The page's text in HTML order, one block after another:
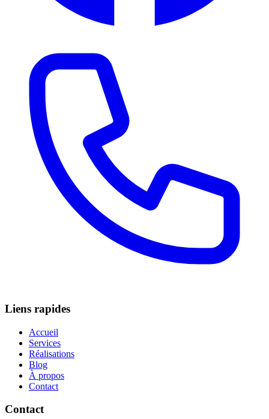
Liens rapides
Accueil
Services
Réalisations
Blog
À propos
Contact
Contact